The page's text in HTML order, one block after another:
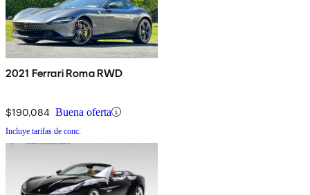
2021 Ferrari Roma RWD
$190,084 Buena oferta
Incluye tarifas de conc.